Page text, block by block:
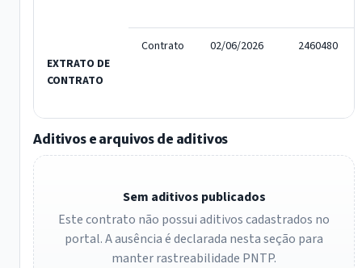
EXTRATO DE
CONTRATO
Contrato 02/06/2026 2460480
Aditivos e arquivos de aditivos
Sem aditivos publicados
Este contrato não possui aditivos cadastrados no
portal. A ausência é declarada nesta seção para
manter rastreabilidade PNTP.